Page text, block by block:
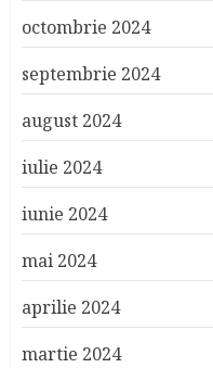
octombrie 2024
septembrie 2024
august 2024
iulie 2024
iunie 2024
mai 2024
aprilie 2024
martie 2024